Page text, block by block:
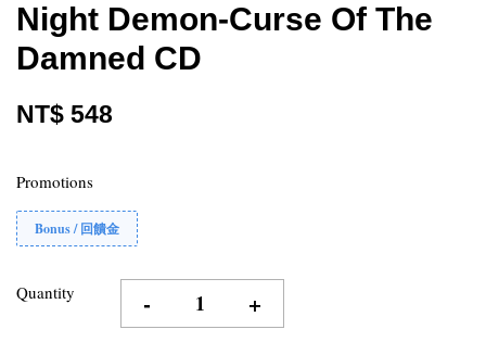
Night Demon-Curse Of The
Damned CD
NT$ 548
Promotions
Bonus / 回饋金
Quantity - +